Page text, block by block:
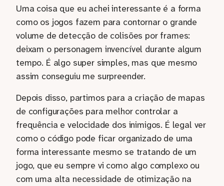
Uma coisa que eu achei interessante é a forma
como os jogos fazem para contornar o grande
volume de detecção de colisões por frames:
deixam o personagem invencível durante algum
tempo. É algo super simples, mas que mesmo
assim conseguiu me surpreender.
Depois disso, partimos para a criação de mapas
de configurações para melhor controlar a
frequência e velocidade dos inimigos. É legal ver
como o código pode ficar organizado de uma
forma interessante mesmo se tratando de um
jogo, que eu sempre vi como algo complexo ou
com uma alta necessidade de otimização na